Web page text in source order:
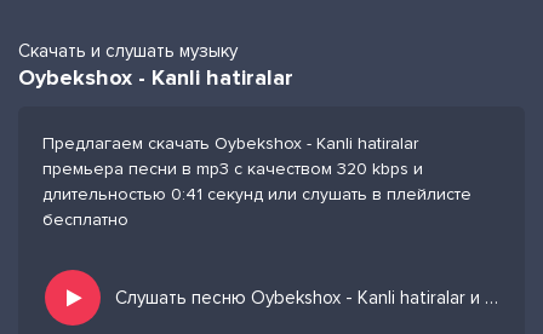
Скачать и слушать музыку
Oybekshox - Kanli hatiralar
Предлагаем скачать Oybekshox - Kanli hatiralar
премьера песни в mp3 с качеством 320 kbps и
длительностью 0:41 секунд или слушать в плейлисте
бесплатно
Слушать песню Oybekshox - Kanli hatiralar и добавить в избранных